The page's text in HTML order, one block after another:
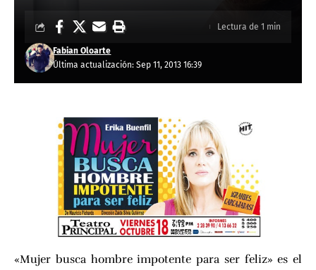
Última actualización: Sep 11, 2013 16:39
Fabian Oloarte
Lectura de 1 min
«Mujer busca hombre impotente para ser feliz» es el